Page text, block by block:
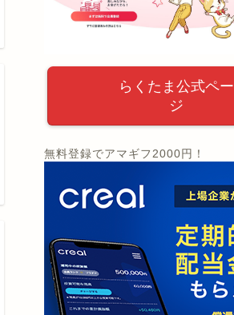
らくたま公式ペー
ジ
無料登録でアマギフ2000円！